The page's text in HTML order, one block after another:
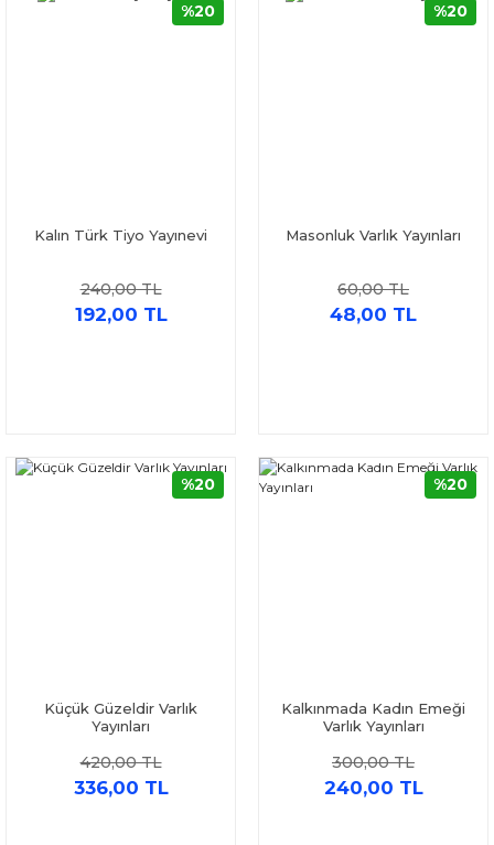
Kalın Türk Tiyo Yayınevi
240,00 TL
192,00 TL
%20
Masonluk Varlık Yayınları
60,00 TL
48,00 TL
%20
Küçük Güzeldir Varlık
Yayınları
420,00 TL
336,00 TL
%20
Kalkınmada Kadın Emeği
Varlık Yayınları
300,00 TL
240,00 TL
%20